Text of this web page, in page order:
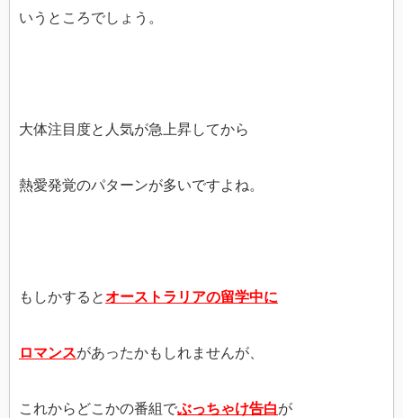
いうところでしょう。
大体注目度と人気が急上昇してから
熱愛発覚のパターンが多いですよね。
もしかするとオーストラリアの留学中に
ロマンスがあったかもしれませんが、
これからどこかの番組でぶっちゃけ告白が